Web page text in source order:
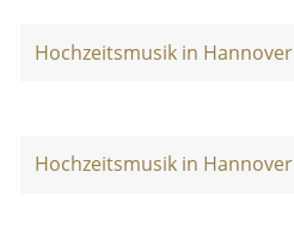
Hochzeitsmusik in Hannover
Hochzeitsmusik in Hannover